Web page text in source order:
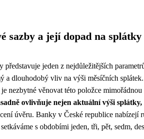
sazby a její dopad na splátky
představuje jeden z nejdůležitějších
a dlouhodobý vliv na výši měsíčních
nezbytné věnovat této položce
ovlivňuje nejen aktuální výši
úvěru. Banky v České republice nabízejí
s obdobími jeden, tři, pět, sedm,